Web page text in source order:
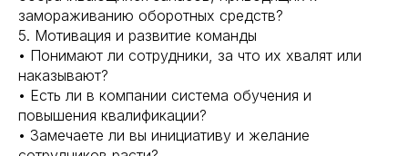
замораживанию оборотных средств?
5. Мотивация и развитие команды
• Понимают ли сотрудники, за что их хвалят или
наказывают?
• Есть ли в компании система обучения и
повышения квалификации?
• Замечаете ли вы инициативу и желание